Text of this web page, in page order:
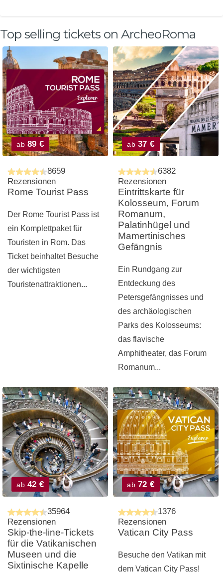
Top selling tickets on ArcheoRoma
ab 89 €
8659
Rezensionen
Rome Tourist Pass
Der Rome Tourist Pass ist
ein Komplettpaket für
Touristen in Rom. Das
Ticket beinhaltet Besuche
der wichtigsten
Touristenattraktionen...
ab 37 €
6382
Rezensionen
Eintrittskarte für
Kolosseum, Forum
Romanum,
Palatinhügel und
Mamertinisches
Gefängnis
Ein Rundgang zur
Entdeckung des
Petersgefängnisses und
des archäologischen
Parks des Kolosseums:
das flavische
Amphitheater, das Forum
Romanum...
ab 42 €
35964
Rezensionen
Skip-the-line-Tickets
für die Vatikanischen
Museen und die
Sixtinische Kapelle
ab 72 €
1376
Rezensionen
Vatican City Pass
Besuche den Vatikan mit
dem Vatican City Pass!